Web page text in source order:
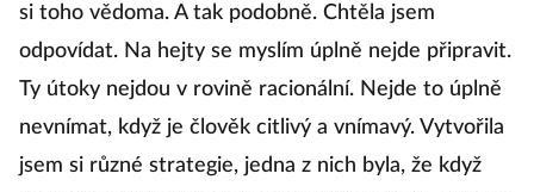
si toho vědoma. A tak podobně. Chtěla jsem
odpovídat. Na hejty se myslím úplně nejde připravit.
Ty útoky nejdou v rovině racionální. Nejde to úplně
nevnímat, když je člověk citlivý a vnímavý. Vytvořila
jsem si různé strategie, jedna z nich byla, že když